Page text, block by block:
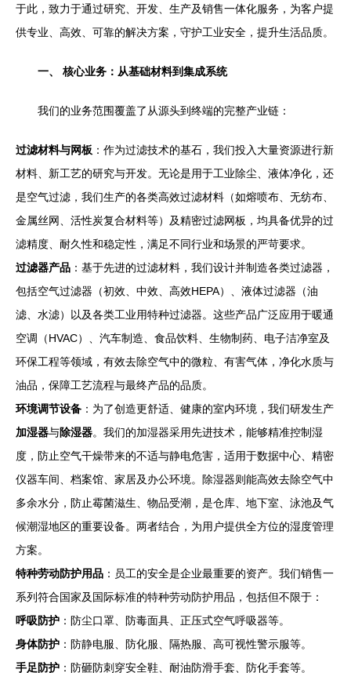
于此，致力于通过研究、开发、生产及销售一体化服务，为客户提
供专业、高效、可靠的解决方案，守护工业安全，提升生活品质。
一、 核心业务：从基础材料到集成系统
我们的业务范围覆盖了从源头到终端的完整产业链：
过滤材料与网板 ：作为过滤技术的基石，我们投入大量资源进行新
材料、新工艺的研究与开发。无论是用于工业除尘、液体净化，还
是空气过滤，我们生产的各类高效过滤材料（如熔喷布、无纺布、
金属丝网、活性炭复合材料等）及精密过滤网板，均具备优异的过
滤精度、耐久性和稳定性，满足不同行业和场景的严苛要求。
过滤器产品 ：基于先进的过滤材料，我们设计并制造各类过滤器，
包括空气过滤器（初效、中效、高效HEPA）、液体过滤器（油
滤、水滤）以及各类工业用特种过滤器。这些产品广泛应用于暖通
空调（HVAC）、汽车制造、食品饮料、生物制药、电子洁净室及
环保工程等领域，有效去除空气中的微粒、有害气体，净化水质与
油品，保障工艺流程与最终产品的品质。
环境调节设备 ：为了创造更舒适、健康的室内环境，我们研发生产
加湿器与除湿器。我们的加湿器采用先进技术，能够精准控制湿
度，防止空气干燥带来的不适与静电危害，适用于数据中心、精密
仪器车间、档案馆、家居及办公环境。除湿器则能高效去除空气中
多余水分，防止霉菌滋生、物品受潮，是仓库、地下室、泳池及气
候潮湿地区的重要设备。两者结合，为用户提供全方位的湿度管理
方案。
特种劳动防护用品 ：员工的安全是企业最重要的资产。我们销售一
系列符合国家及国际标准的特种劳动防护用品，包括但不限于：
呼吸防护 ：防尘口罩、防毒面具、正压式空气呼吸器等。
身体防护 ：防静电服、防化服、隔热服、高可视性警示服等。
手足防护 ：防砸防刺穿安全鞋、耐油防滑手套、防化手套等。